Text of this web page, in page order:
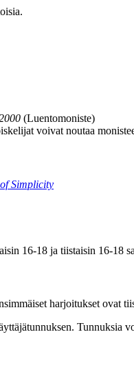
(Luentomoniste)
voivat noutaa
Simplicity
16-18 ja tiistaisin 16-18
harjoitukset ovat
Tunnuksia